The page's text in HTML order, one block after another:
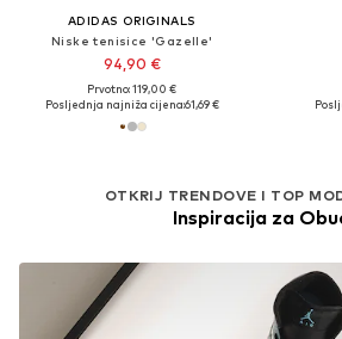
ADIDAS ORIGINALS
Niske tenisice 'Gazelle'
94,90 €
Prvotno: 119,00 €
Posljednja najniža cijena:61,69 €
OTKRIJ TRENDOVE I TOP
Inspiracija za